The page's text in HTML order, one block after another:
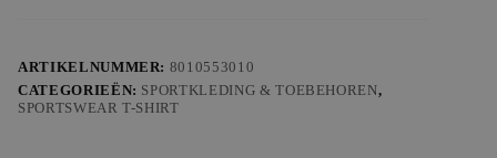
ARTIKELNUMMER: 8010553010
CATEGORIEËN: SPORTKLEDING & TOEBEHOREN,
SPORTSWEAR T-SHIRT